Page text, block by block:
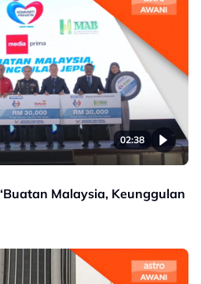
02:38
Malaysia, Keunggulan